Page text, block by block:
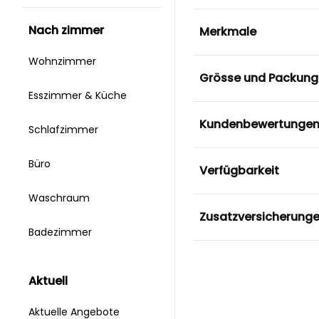
nach zimmer
Wohnzimmer
Esszimmer & Küche
Schlafzimmer
Büro
Waschraum
Badezimmer
aktuell
Aktuelle Angebote
Merkmale
Grösse und Packung
Kundenbewertungen
Verfügbarkeit